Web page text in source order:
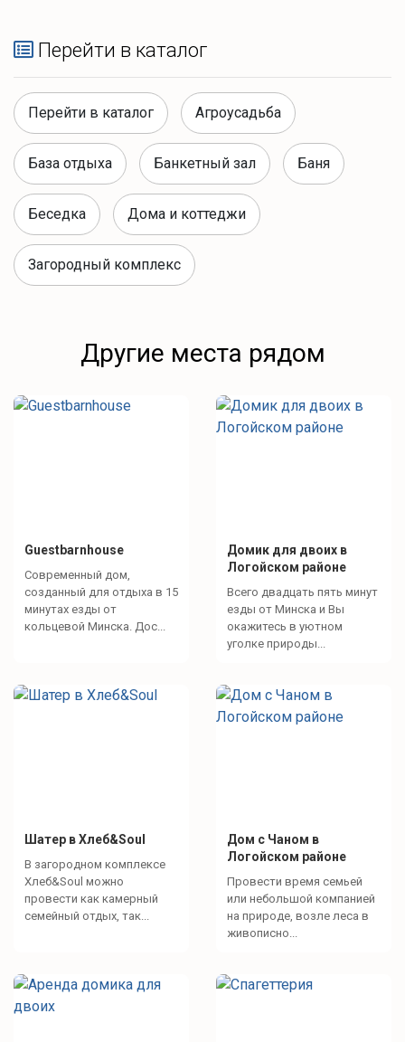
Перейти в каталог
Перейти в каталог Агроусадьба
База отдыха Банкетный зал Баня
Беседка Дома и коттеджи
Загородный комплекс
Другие места рядом
Guestbarnhouse
Современный дом,
созданный для отдыха в 15
минутах езды от
кольцевой Минска. Дос...
Домик для двоих в
Логойском районе
Всего двадцать пять минут
езды от Минска и Вы
окажитесь в уютном
уголке природы...
Шатер в Хлеб&Soul
В загородном комплексе
Хлеб&Soul можно
провести как камерный
семейный отдых, так...
Дом с Чаном в
Логойском районе
Провести время семьей
или небольшой компанией
на природе, возле леса в
живописно...